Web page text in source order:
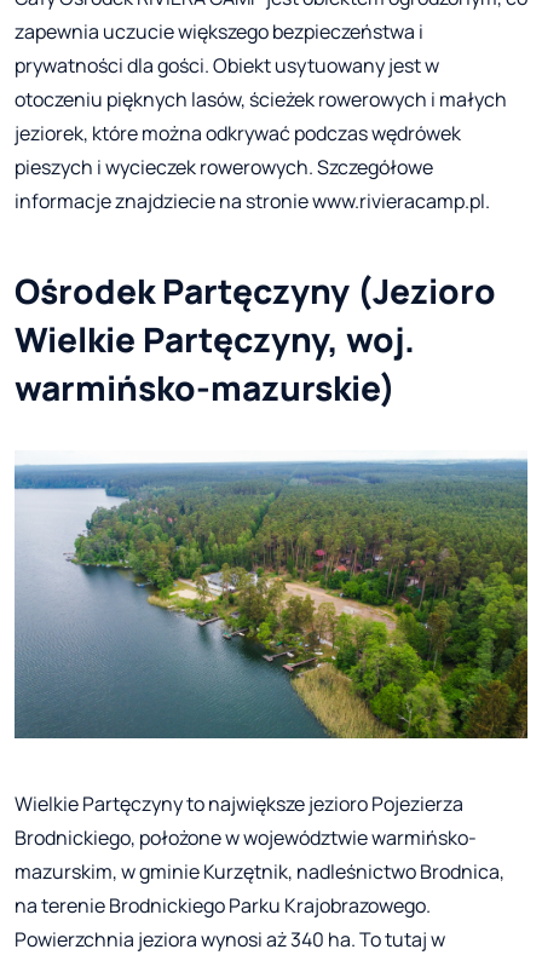
zapewnia uczucie większego bezpieczeństwa i
prywatności dla gości. Obiekt usytuowany jest w
otoczeniu pięknych lasów, ścieżek rowerowych i małych
jeziorek, które można odkrywać podczas wędrówek
pieszych i wycieczek rowerowych. Szczegółowe
informacje znajdziecie na stronie www.rivieracamp.pl.
Ośrodek Partęczyny (Jezioro
Wielkie Partęczyny, woj.
warmińsko-mazurskie)
Wielkie Partęczyny to największe jezioro Pojezierza
Brodnickiego, położone w województwie warmińsko-
mazurskim, w gminie Kurzętnik, nadleśnictwo Brodnica,
na terenie Brodnickiego Parku Krajobrazowego.
Powierzchnia jeziora wynosi aż 340 ha. To tutaj w